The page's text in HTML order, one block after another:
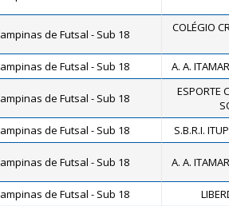
de Futsal - Sub 18 COLÉGIO
de Futsal - Sub 18 A. A.
de Futsal - Sub 18
ESPORTE
de Futsal - Sub 18 S.B.R.I.
de Futsal - Sub 18 A. A.
de Futsal - Sub 18